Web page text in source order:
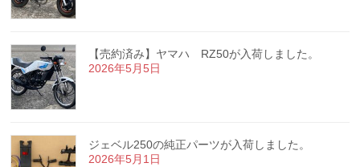
【売約済み】ヤマハ RZ50が入荷しました。
2026年5月5日
ジェベル250の純正パーツが入荷しました。
2026年5月1日